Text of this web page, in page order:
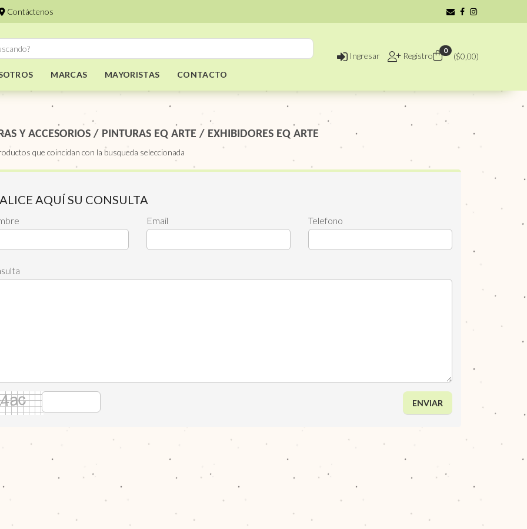
Contáctenos
Ingresar Registro
0
($0,00)
MARCAS MAYORISTAS CONTACTO
Y ACCESORIOS / PINTURAS EQ ARTE / EXHIBIDORES EQ ARTE
que coincidan con la busqueda seleccionada
AQUÍ SU CONSULTA
Email Telefono
ENVIAR